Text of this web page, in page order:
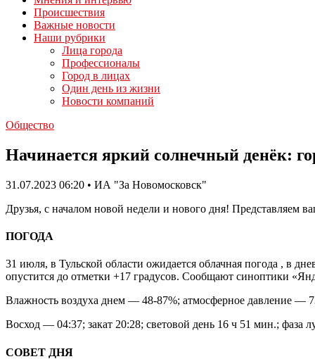
Происшествия
Важные новости
Наши рубрики
Лица города
Профессионалы
Город в лицах
Один день из жизни
Новости компаний
Общество
Начинается яркий солнечный денёк:
31.07.2023 06:20 • ИА "За Новомосковск"
Друзья, с началом новой недели и нового дня! Представляем
ПОГОДА
31 июля, в Тульской области ожидается облачная погода , в
опустится до отметки +17 градусов. Сообщают синоптики
Влажность воздуха днем — 48-87%; атмосферное давление —
Восход — 04:37; закат 20:28; световой день 16 ч 51 мин.;
СОВЕТ ДНЯ